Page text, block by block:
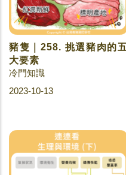
豬隻｜258. 挑選豬肉的
大要素
冷門知識
2023-10-13